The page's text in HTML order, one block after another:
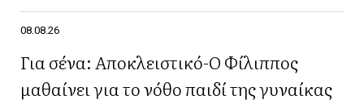
08.08.26
Για σένα: Αποκλειστικό-Ο Φίλιππος
μαθαίνει για το νόθο παιδί της γυναίκας